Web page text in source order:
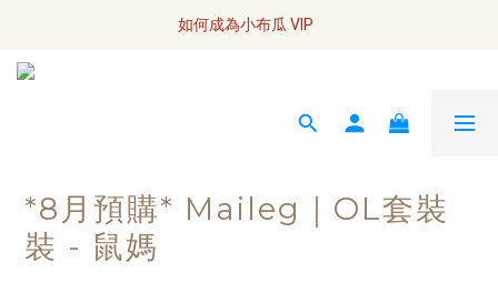
全網訂單將於7/4 開始配送
如何成為小布瓜 VIP
*8月預購* Maileg｜OL套裝
裝 - 鼠媽